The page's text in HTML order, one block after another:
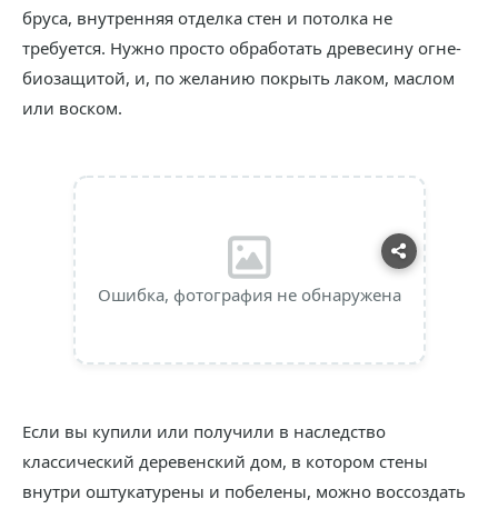
бруса, внутренняя отделка стен и потолка не
требуется. Нужно просто обработать древесину огне-
биозащитой, и, по желанию покрыть лаком, маслом
или воском.
Ошибка, фотография не обнаружена
Если вы купили или получили в наследство
классический деревенский дом, в котором стены
внутри оштукатурены и побелены, можно воссоздать